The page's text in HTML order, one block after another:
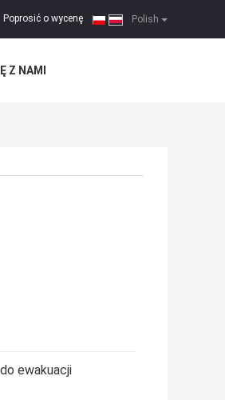
Polish
Poprosić o wycenę |
Z NAMI
ewakuacji